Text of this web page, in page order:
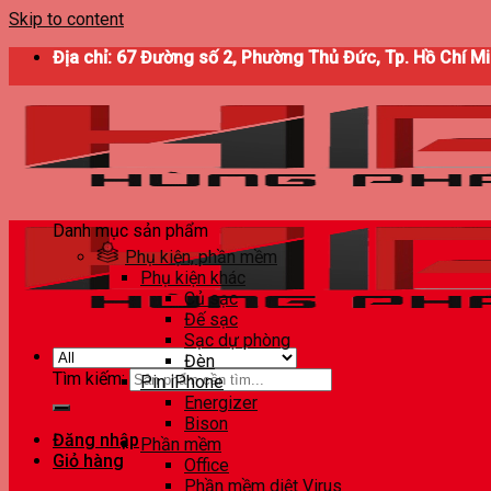
Skip to content
Địa chỉ: 67 Đường số 2, Phường Thủ Đức, Tp. Hồ Chí
Tìm kiếm:
Đăng nhập
Giỏ hàng
Danh mục sản phẩm
Phụ kiện, phần mềm
Phụ kiện khác
Củ sạc
Đế sạc
Sạc dự phòng
Đèn
Pin iPhone
Energizer
Bison
Phần mềm
Office
Phần mềm diệt Virus